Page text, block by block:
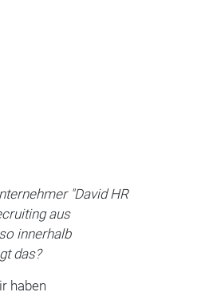
"David HR
aus
innerhalb
das?
haben